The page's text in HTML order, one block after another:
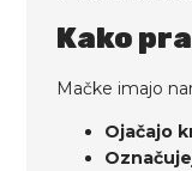
Kako
Mačke imajo
Ojačajo